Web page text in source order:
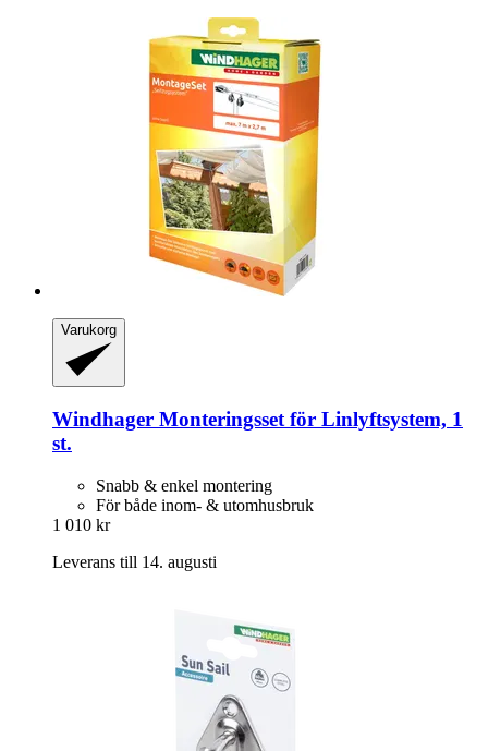
Varukorg
Windhager Monteringsset för Linlyftsystem, 1
st.
Snabb & enkel montering
För både inom- & utomhusbruk
1 010 kr
Leverans till 14. augusti